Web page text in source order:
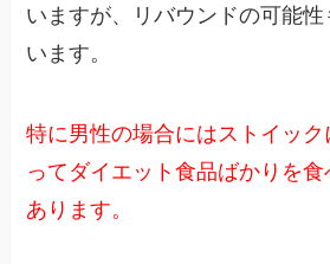
いますが、リバウンドの可能性
います。
特に男性の場合にはストイック
ってダイエット食品ばかりを
あります。